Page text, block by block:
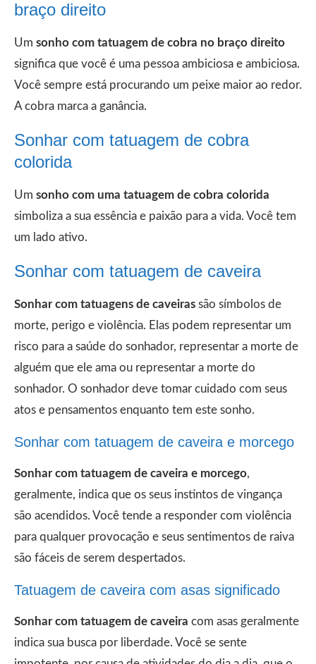
braço direito
Um sonho com tatuagem de cobra no braço direito
significa que você é uma pessoa ambiciosa e ambiciosa.
Você sempre está procurando um peixe maior ao redor.
A cobra marca a ganância.
Sonhar com tatuagem de cobra
colorida
Um sonho com uma tatuagem de cobra colorida
simboliza a sua essência e paixão para a vida. Você tem
um lado ativo.
Sonhar com tatuagem de caveira
Sonhar com tatuagens de caveiras são símbolos de
morte, perigo e violência. Elas podem representar um
risco para a saúde do sonhador, representar a morte de
alguém que ele ama ou representar a morte do
sonhador. O sonhador deve tomar cuidado com seus
atos e pensamentos enquanto tem este sonho.
Sonhar com tatuagem de caveira e morcego
Sonhar com tatuagem de caveira e morcego,
geralmente, indica que os seus instintos de vingança
são acendidos. Você tende a responder com violência
para qualquer provocação e seus sentimentos de raiva
são fáceis de serem despertados.
Tatuagem de caveira com asas significado
Sonhar com tatuagem de caveira com asas geralmente
indica sua busca por liberdade. Você se sente